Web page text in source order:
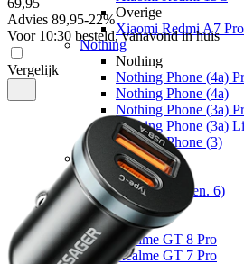
Overige
Xiaomi Redmi A7 Pro
Nothing
Nothing
Nothing Phone (4a)
Nothing Phone (4a)
Nothing Phone (3a)
Nothing Phone (3a)
Nothing Phone (3)
Fairphone
Fairphone
Fairphone (Gen. 6)
Realme
Realme
Realme GT 8 Pro
Realme GT 7 Pro
69,95
Advies 89,95-22%
Voor 10:30 besteld, vanavond in huis
Vergelijk